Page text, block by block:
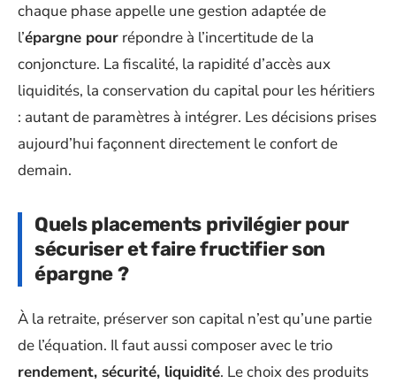
chaque phase appelle une gestion adaptée de
l’épargne pour répondre à l’incertitude de la
conjoncture. La fiscalité, la rapidité d’accès aux
liquidités, la conservation du capital pour les héritiers
: autant de paramètres à intégrer. Les décisions prises
aujourd’hui façonnent directement le confort de
demain.
Quels placements privilégier pour
sécuriser et faire fructifier son
épargne ?
À la retraite, préserver son capital n’est qu’une partie
de l’équation. Il faut aussi composer avec le trio
rendement, sécurité, liquidité. Le choix des produits